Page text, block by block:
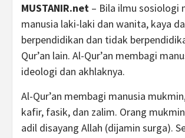
MUSTANIR.net – Bila ilmu sosiologi
manusia laki-laki dan wanita, kaya
berpendidikan dan tidak
Qur’an lain. Al-Qur’an membagi
ideologi dan akhlaknya.
Al-Qur’an membagi manusia
kafir, fasik, dan zalim. Orang
adil disayang Allah (dijamin surga).